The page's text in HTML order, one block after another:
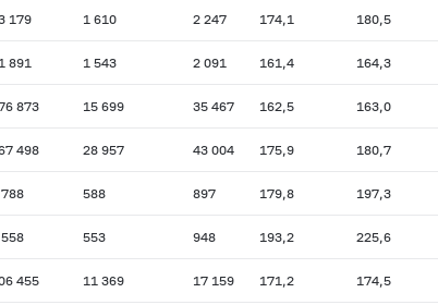
179 1 610 2 247 174,1 180,5
891 1 543 2 091 161,4 164,3
873 15 699 35 467 162,5 163,0
498 28 957 43 004 175,9 180,7
588 897 179,8 197,3
553 948 193,2 225,6
455 11 369 17 159 171,2 174,5